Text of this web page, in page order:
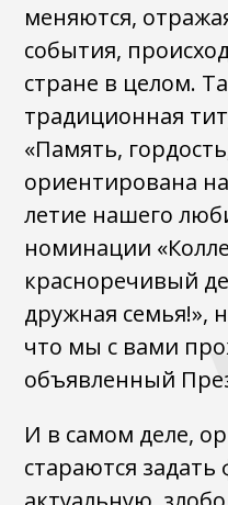
меняются,
события,
стране в целом.
традиционная
«Память,
ориентирована
летие нашего
номинации
красноречивый
дружная
что мы с вами
объявленный
И в самом деле,
стараются